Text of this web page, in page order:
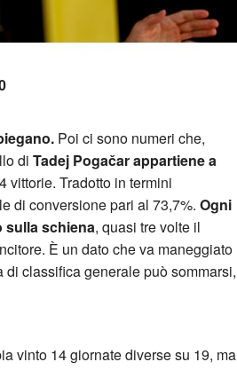
Poi ci sono numeri che,
di Tadej Pogačar appartiene a
vittorie. Tradotto in termini
di conversione pari al 73,7%. Ogni
sulla schiena, quasi tre volte il
È un dato che va maneggiato
classifica generale può sommarsi,
vinto 14 giornate diverse su 19, ma